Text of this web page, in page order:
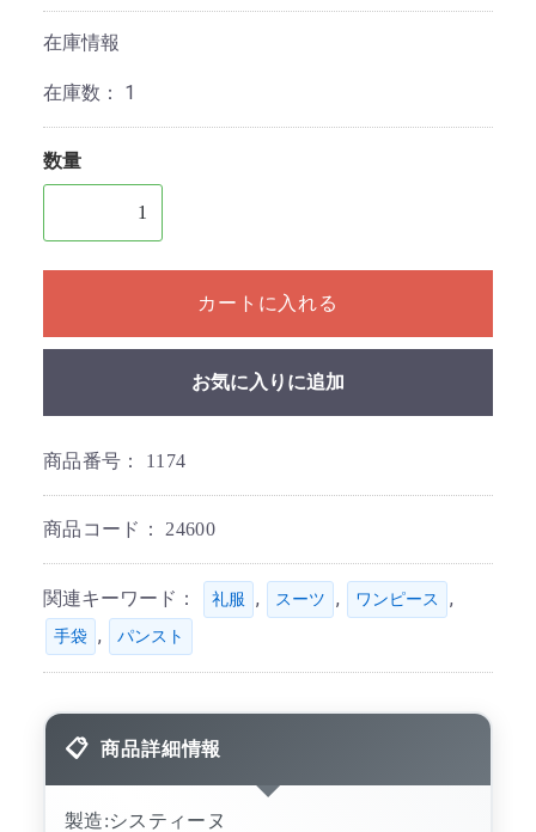
在庫情報
在庫数： 1
数量
1個以上の数量を入力してください
カートに入れる
お気に入りに追加
商品番号： 1174
商品コード： 24600
関連キーワード： 礼服 , スーツ , ワンピース ,
手袋 , パンスト
商品詳細情報
製造:システィーヌ